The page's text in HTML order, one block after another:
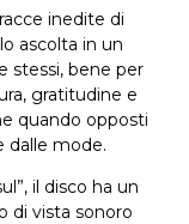
inedite di
ascolta in un
stessi, bene per
gratitudine e
quando opposti
dalle mode.
il disco ha un
di vista sonoro